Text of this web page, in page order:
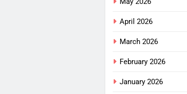
April 2026
March 2026
February 2026
January 2026